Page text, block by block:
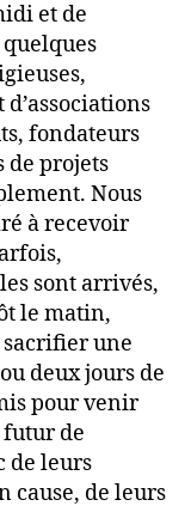
et de
fondateurs
de projets
Nous
à recevoir
sont arrivés,
le matin,
sacrifier une
deux jours de
pour venir
futur de
de leurs
cause, de leurs